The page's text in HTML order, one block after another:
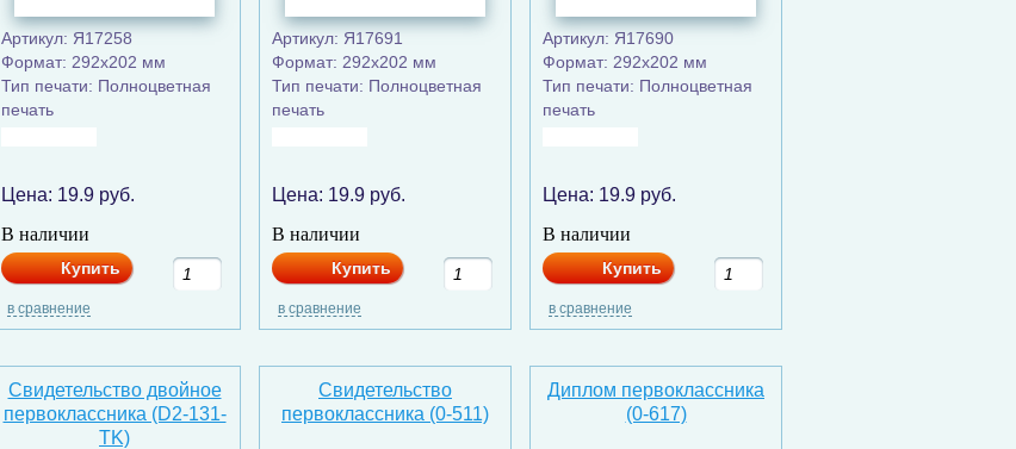
Артикул: Я17258
Формат: 292x202 мм
Тип печати: Полноцветная
печать
Цена: 19.9 руб.
В наличии
Купить
в сравнение
Артикул: Я17691
Формат: 292x202 мм
Тип печати: Полноцветная
печать
Цена: 19.9 руб.
В наличии
Купить
в сравнение
Артикул: Я17690
Формат: 292x202 мм
Тип печати: Полноцветная
печать
Цена: 19.9 руб.
В наличии
Купить
в сравнение
Свидетельство двойное
первоклассника (D2-131-
TK)
Свидетельство
первоклассника (0-511)
Диплом первоклассника
(0-617)